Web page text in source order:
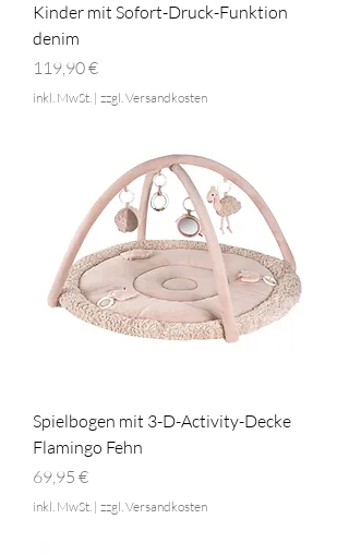
Kinder mit Sofort-Druck-Funktion
denim
Preis
119,90 €
inkl. MwSt. | zzgl. Versandkosten
Spielbogen mit 3-D-Activity-Decke
Flamingo Fehn
Preis
69,95 €
inkl. MwSt. | zzgl. Versandkosten